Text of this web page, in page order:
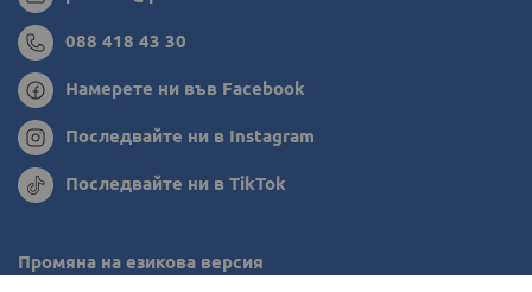
088 418 43 30
Намерете ни във Facebook
Последвайте ни в Instagram
Последвайте ни в TikTok
Промяна на езикова версия